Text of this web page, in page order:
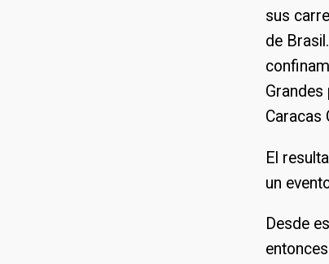
sus
de
Grandes
Caracas
El
un
Desde